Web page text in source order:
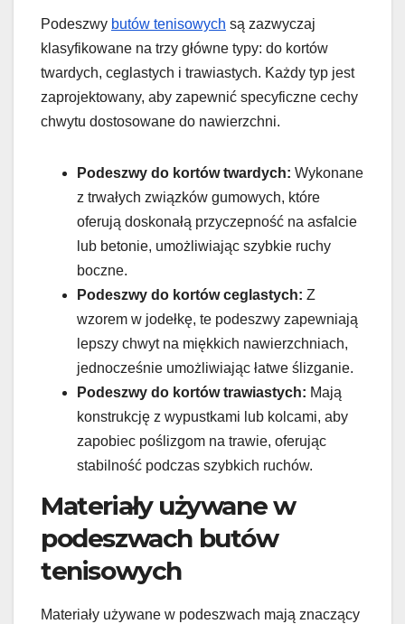
Podeszwy butów tenisowych są zazwyczaj
klasyfikowane na trzy główne typy: do kortów
twardych, ceglastych i trawiastych. Każdy typ jest
zaprojektowany, aby zapewnić specyficzne cechy
chwytu dostosowane do nawierzchni.
Podeszwy do kortów twardych: Wykonane
z trwałych związków gumowych, które
oferują doskonałą przyczepność na asfalcie
lub betonie, umożliwiając szybkie ruchy
boczne.
Podeszwy do kortów ceglastych: Z
wzorem w jodełkę, te podeszwy zapewniają
lepszy chwyt na miękkich nawierzchniach,
jednocześnie umożliwiając łatwe ślizganie.
Podeszwy do kortów trawiastych: Mają
konstrukcję z wypustkami lub kolcami, aby
zapobiec poślizgom na trawie, oferując
stabilność podczas szybkich ruchów.
Materiały używane w
podeszwach butów
tenisowych
Materiały używane w podeszwach mają znaczący